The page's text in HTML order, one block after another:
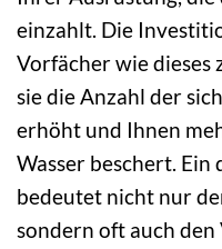
einzahlt. Die
Vorfächer wie dieses
sie die Anzahl der
erhöht und Ihnen
Wasser beschert. Ein
bedeutet nicht nur
sondern oft auch